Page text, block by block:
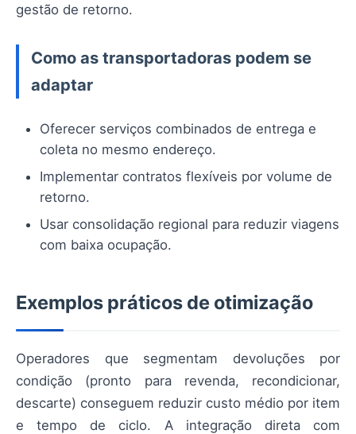
gestão de retorno.
Como as transportadoras podem se
adaptar
Oferecer serviços combinados de entrega e
coleta no mesmo endereço.
Implementar contratos flexíveis por volume de
retorno.
Usar consolidação regional para reduzir viagens
com baixa ocupação.
Exemplos práticos de otimização
Operadores que segmentam devoluções por
condição (pronto para revenda, recondicionar,
descarte) conseguem reduzir custo médio por item
e tempo de ciclo. A integração direta com